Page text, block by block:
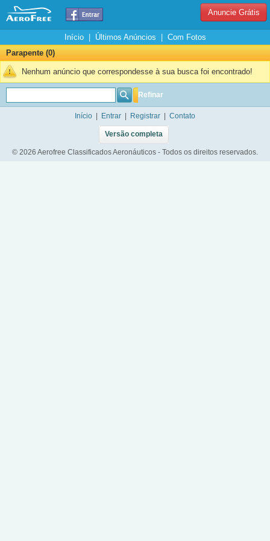
Anuncie Grátis
Início| Últimos Anúncios
Com Fotos
Parapente (0)
Nenhum anúncio que correspondesse à sua busca foi encontrado!
Refinar
Início Entrar Registrar Contato
Versão completa
© 2026 Aerofree Classificados Aeronáuticos - Todos os direitos reservados.